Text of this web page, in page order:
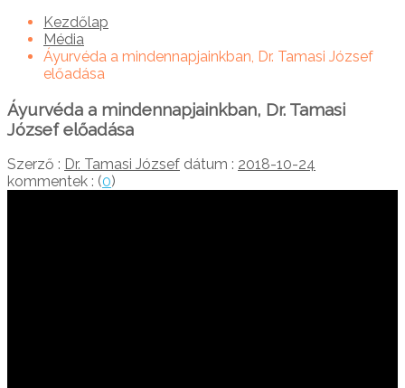
Kezdőlap
Média
Áyurvéda a mindennapjainkban, Dr. Tamasi József
előadása
Áyurvéda a mindennapjainkban, Dr. Tamasi
József előadása
Szerző : Dr. Tamasi József dátum : 2018-10-24
kommentek : (0)